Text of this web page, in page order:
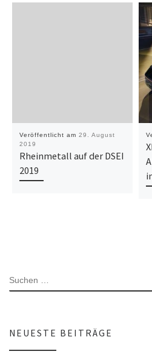
Veröffentlicht am 29. August
2019
Rheinmetall auf der DSEI
2019
SUCHE
NEUESTE BEITRÄGE